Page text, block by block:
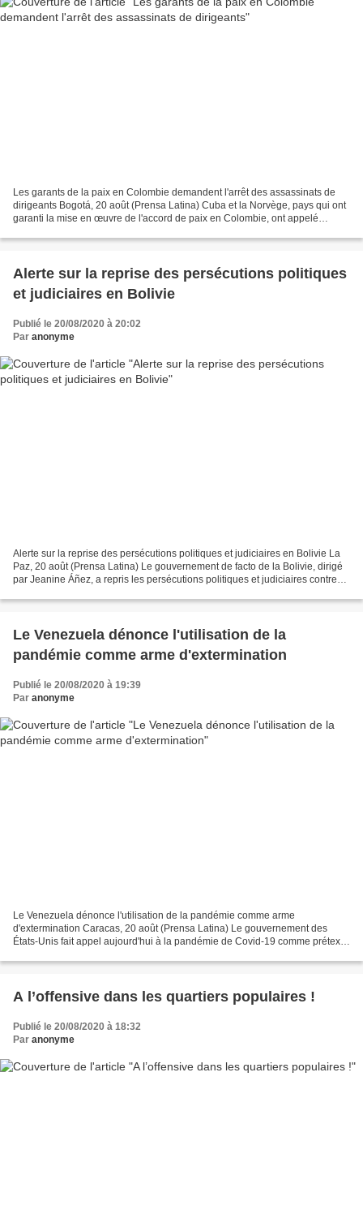
Les garants de la paix en Colombie demandent l'arrêt des assassinats de
dirigeants Bogotá, 20 août (Prensa Latina) Cuba et la Norvège, pays qui ont
garanti la mise en œuvre de l'accord de paix en Colombie, ont appelé
Alerte sur la reprise des persécutions politiques
et judiciaires en Bolivie
Publié le 20/08/2020 à 20:02
Par anonyme
Alerte sur la reprise des persécutions politiques et judiciaires en Bolivie La
Paz, 20 août (Prensa Latina) Le gouvernement de facto de la Bolivie, dirigé
par Jeanine Áñez, a repris les persécutions politiques et judiciaires contre
Le Venezuela dénonce l'utilisation de la
pandémie comme arme d'extermination
Publié le 20/08/2020 à 19:39
Par anonyme
Le Venezuela dénonce l'utilisation de la pandémie comme arme
d'extermination Caracas, 20 août (Prensa Latina) Le gouvernement des
États-Unis fait appel aujourd'hui à la pandémie de Covid-19 comme prétexte
A l’offensive dans les quartiers populaires !
Publié le 20/08/2020 à 18:32
Par anonyme